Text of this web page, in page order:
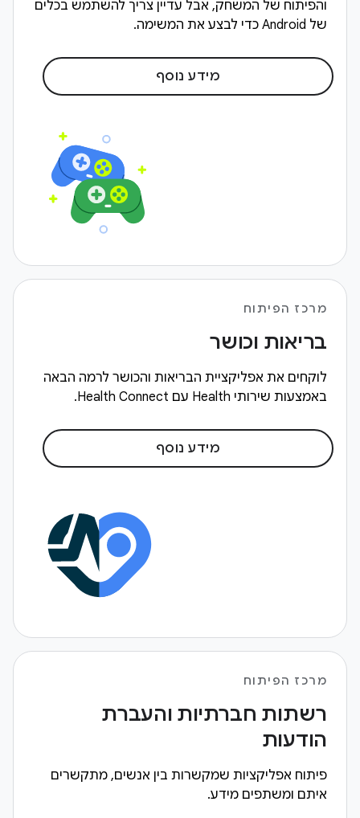
והפיתוח של המשחק, אבל עדיין צריך להשתמש בכלים
של Android כדי לבצע את המשימה.
מידע נוסף
מרכז הפיתוח
בריאות וכושר
לוקחים את אפליקציית הבריאות והכושר לרמה הבאה
באמצעות שירותי Health עם Health Connect.
מידע נוסף
מרכז הפיתוח
רשתות חברתיות והעברת
הודעות
פיתוח אפליקציות שמקשרות בין אנשים, מתקשרים
איתם ומשתפים מידע.